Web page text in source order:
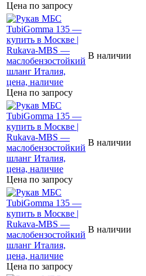
Цена по запросу
Цена по запросу
В наличии
Цена по запросу
В наличии
Цена по запросу
В наличии